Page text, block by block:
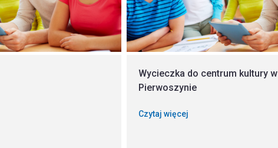
Wycieczka do centrum kultury w
Pierwoszynie
Czytaj więcej